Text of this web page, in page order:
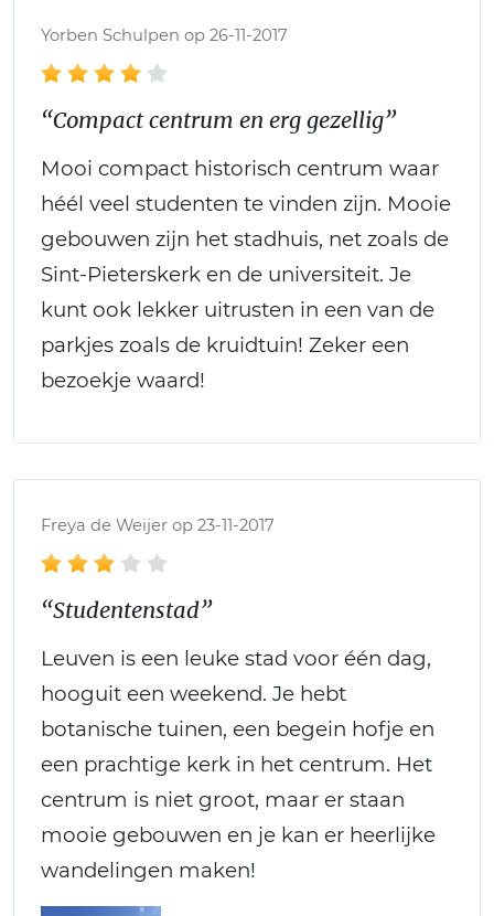
Yorben Schulpen op 26-11-2017
“Compact centrum en erg gezellig”
Mooi compact historisch centrum waar
héél veel studenten te vinden zijn. Mooie
gebouwen zijn het stadhuis, net zoals de
Sint-Pieterskerk en de universiteit. Je
kunt ook lekker uitrusten in een van de
parkjes zoals de kruidtuin! Zeker een
bezoekje waard!
Freya de Weijer op 23-11-2017
“Studentenstad”
Leuven is een leuke stad voor één dag,
hooguit een weekend. Je hebt
botanische tuinen, een begein hofje en
een prachtige kerk in het centrum. Het
centrum is niet groot, maar er staan
mooie gebouwen en je kan er heerlijke
wandelingen maken!